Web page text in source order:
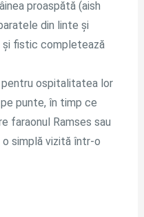
proaspătă (aish
din linte și
și fistic completează
ospitalitatea lor
punte, în timp ce
faraonul Ramses sau
simplă vizită într-o